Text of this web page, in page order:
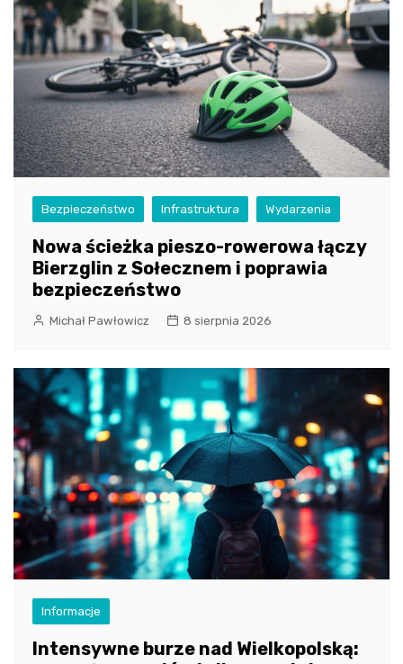
Bezpieczeństwo Infrastruktura Wydarzenia
Nowa ścieżka pieszo-rowerowa łączy
Bierzglin z Sołecznem i poprawia
bezpieczeństwo
Michał Pawłowicz 8 sierpnia 2026
Informacje
Intensywne burze nad Wielkopolską: